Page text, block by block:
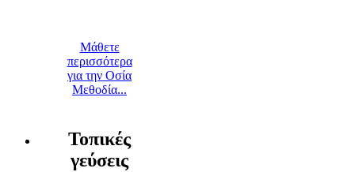
Μάθετε
περισσότερα
για την Οσία
Μεθοδία...
Τοπικές
γεύσεις